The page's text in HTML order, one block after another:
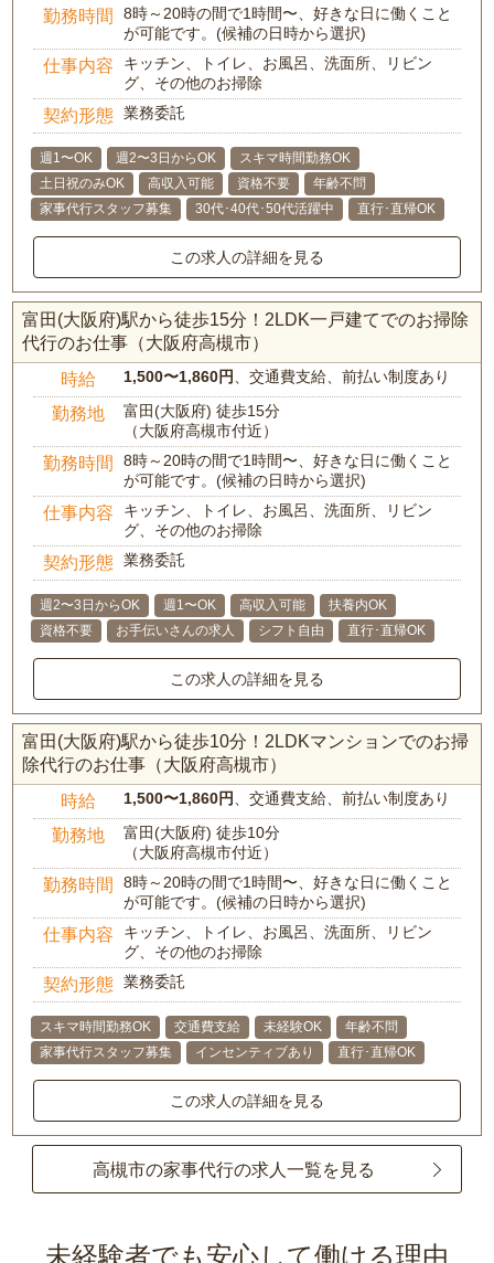
勤務時間
8時～20時の間で1時間〜、好きな日に働くこと
が可能です。(候補の日時から選択)
仕事内容
キッチン、トイレ、お風呂、洗面所、リビン
グ、その他のお掃除
契約形態 業務委託
週1〜OK 週2〜3日からOK
スキマ時間勤務OK
土日祝のみOK
高収入可能 資格不要
年齢不問
家事代行スタッフ募集
30代･40代･50代活躍中 直行･直帰OK
この求人の詳細を見る
富田(大阪府)駅から徒歩15分！2LDK一戸建てでのお掃除
代行のお仕事（大阪府高槻市）
時給 1,500〜1,860円 、交通費支給、前払い制度あり
勤務地
富田(大阪府) 徒歩15分
（大阪府高槻市付近）
勤務時間
8時～20時の間で1時間〜、好きな日に働くこと
が可能です。(候補の日時から選択)
仕事内容
キッチン、トイレ、お風呂、洗面所、リビン
グ、その他のお掃除
契約形態 業務委託
週2〜3日からOK 週1〜OK 高収入可能
扶養内OK
資格不要
お手伝いさんの求人 シフト自由 直行･直帰OK
この求人の詳細を見る
富田(大阪府)駅から徒歩10分！2LDKマンションでのお掃
除代行のお仕事（大阪府高槻市）
時給 1,500〜1,860円 、交通費支給、前払い制度あり
勤務地
富田(大阪府) 徒歩10分
（大阪府高槻市付近）
勤務時間
8時～20時の間で1時間〜、好きな日に働くこと
が可能です。(候補の日時から選択)
仕事内容
キッチン、トイレ、お風呂、洗面所、リビン
グ、その他のお掃除
契約形態 業務委託
スキマ時間勤務OK 交通費支給 未経験OK
年齢不問
家事代行スタッフ募集
インセンティブあり 直行･直帰OK
この求人の詳細を見る
高槻市の家事代行の求人一覧を見る
未経験者でも安心して働ける理由